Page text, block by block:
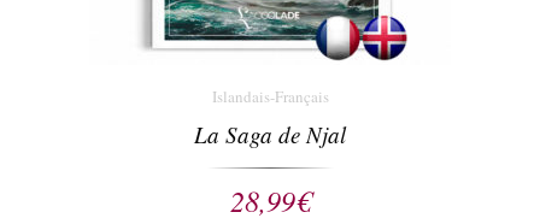
Islandais-Français
La Saga de Njal
28,99€